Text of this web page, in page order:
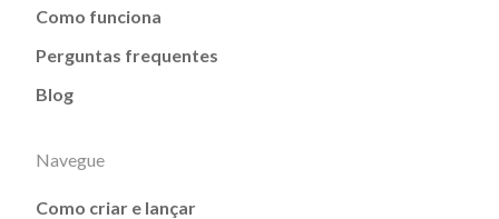
Como funciona
Perguntas frequentes
Blog
Navegue
Como criar e lançar